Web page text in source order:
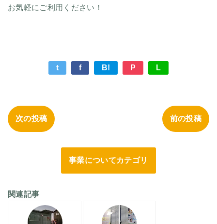
お気軽にご利用ください！
t f B! P L
次の投稿 前の投稿
事業についてカテゴリ
関連記事